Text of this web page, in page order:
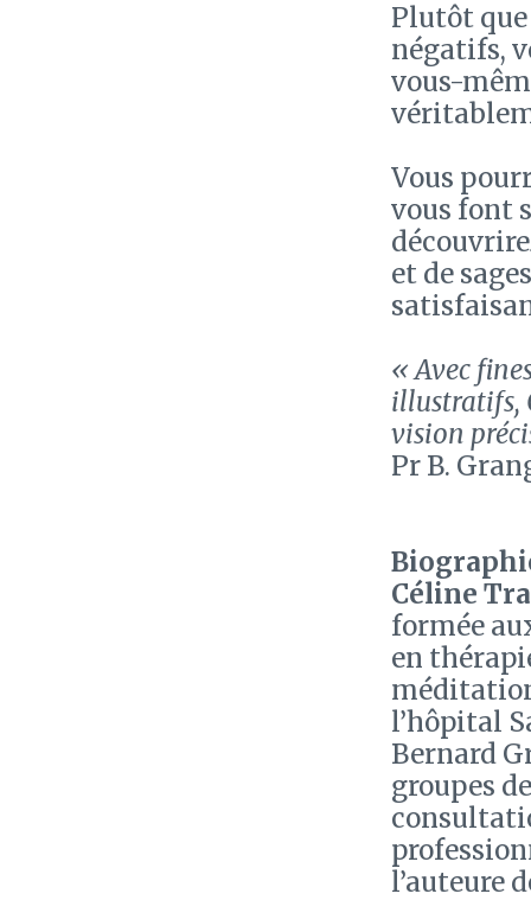
Plutôt
négatifs,
vous-
Vous
vous font
et de
« Avec
illustratifs,
vision
Pr B.
Céline
formée
en
l’hôpital
Bernard
groupes
l’auteure